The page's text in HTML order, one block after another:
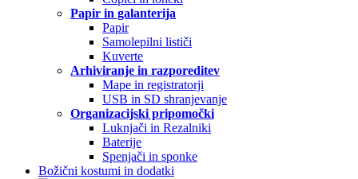
Papir in galanterija
Papir
Samolepilni lističi
Kuverte
Arhiviranje in razporeditev
Mape in registratorji
USB in SD shranjevanje
Organizacijski pripomočki
Luknjači in Rezalniki
Baterije
Spenjači in sponke
Božični kostumi in dodatki